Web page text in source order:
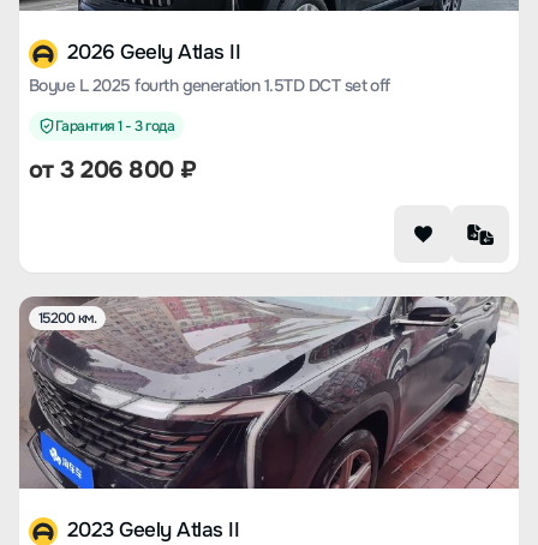
2026 Geely Atlas II
Boyue L 2025 fourth generation 1.5TD DCT set off
Гарантия 1 - 3 года
от3 206 800₽
15200 км.
2023 Geely Atlas II